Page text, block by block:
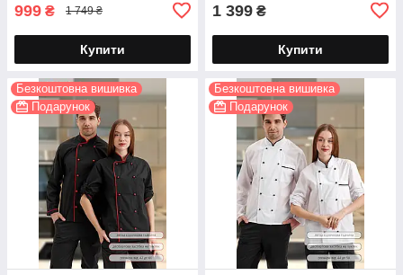
999 ₴ 1 749 ₴
Купити
1 399 ₴
Купити
Безкоштовна вишивка
Подарунок
Безкоштовна вишивка
Подарунок